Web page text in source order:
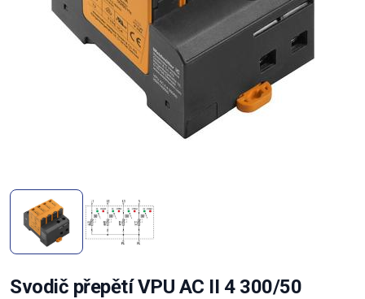
Svodič přepětí VPU AC II 4 300/50